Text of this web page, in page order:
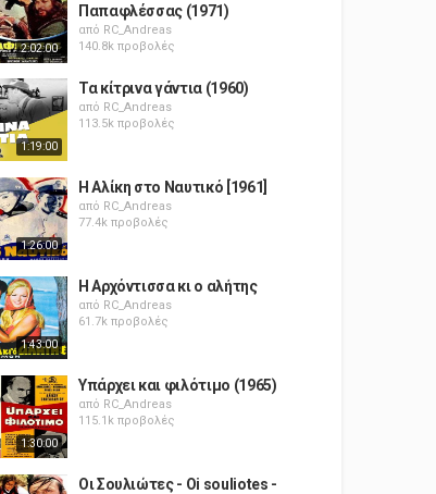
2:02:00
Παπαφλέσσας (1971)
από RC_Andreas
140.8k προβολές
1:19:00
Τα κίτρινα γάντια (1960)
από RC_Andreas
113.5k προβολές
1:26:00
Η Αλίκη στο Ναυτικό [1961]
από RC_Andreas
77.4k προβολές
1:43:00
Η Αρχόντισσα κι ο αλήτης
από RC_Andreas
61.7k προβολές
1:30:00
Υπάρχει και φιλότιμο (1965)
από RC_Andreas
115.1k προβολές
Οι Σουλιώτες - Oi souliotes -